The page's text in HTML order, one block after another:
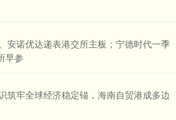
安诺优达递表港交所主板；宁德时代一季
早参
筑牢全球经济稳定锚，海南自贸港成多边